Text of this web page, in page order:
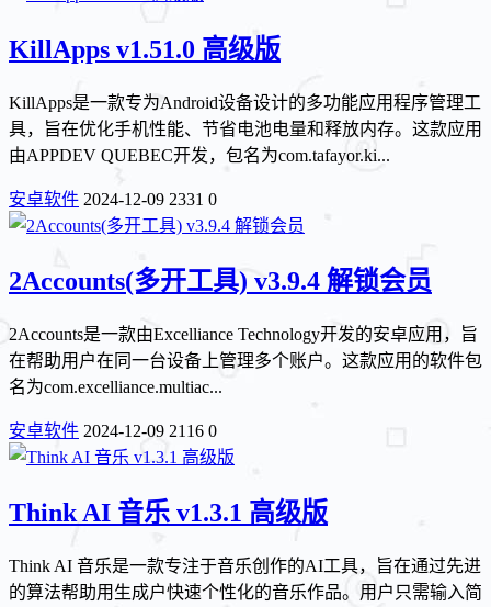
KillApps v1.51.0 高级版
KillApps是一款专为Android设备设计的多功能应用程序管理工
具，旨在优化手机性能、节省电池电量和释放内存。这款应用
由APPDEV QUEBEC开发，包名为com.tafayor.ki...
安卓软件 2024-12-09 2331 0
2Accounts(多开工具) v3.9.4 解锁会员
2Accounts是一款由Excelliance Technology开发的安卓应用，旨
在帮助用户在同一台设备上管理多个账户。这款应用的软件包
名为com.excelliance.multiac...
安卓软件 2024-12-09 2116 0
Think AI 音乐 v1.3.1 高级版
Think AI 音乐是一款专注于音乐创作的AI工具，旨在通过先进
的算法帮助用生成户快速个性化的音乐作品。用户只需输入简